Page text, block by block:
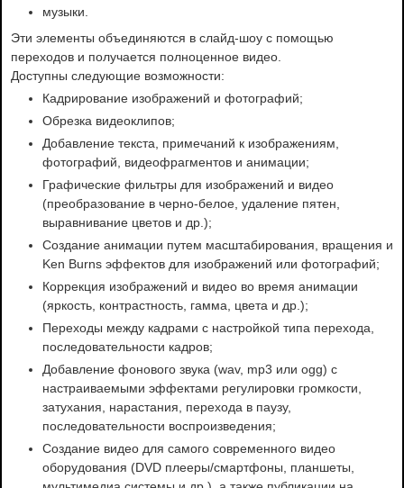
музыки.
Эти элементы объединяются в слайд-шоу с помощью
переходов и получается полноценное видео.
Доступны следующие возможности:
Кадрирование изображений и фотографий;
Обрезка видеоклипов;
Добавление текста, примечаний к изображениям,
фотографий, видеофрагментов и анимации;
Графические фильтры для изображений и видео
(преобразование в черно-белое, удаление пятен,
выравнивание цветов и др.);
Создание анимации путем масштабирования, вращения и
Ken Burns эффектов для изображений или фотографий;
Коррекция изображений и видео во время анимации
(яркость, контрастность, гамма, цвета и др.);
Переходы между кадрами с настройкой типа перехода,
последовательности кадров;
Добавление фонового звука (wav, mp3 или ogg) с
настраиваемыми эффектами регулировки громкости,
затухания, нарастания, перехода в паузу,
последовательности воспроизведения;
Создание видео для самого современного видео
оборудования (DVD плееры/смартфоны, планшеты,